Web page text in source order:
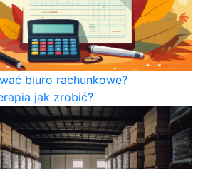
biuro rachunkowe?
jak zrobić?